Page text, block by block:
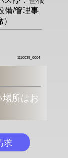
備/管理事
1110039_0004
所はお